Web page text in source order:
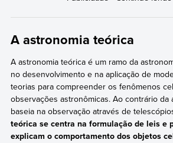
A astronomia teórica
A astronomia teórica é um ramo da
no desenvolvimento e na aplicação de
teorias para compreender os fenômenos
observações astronômicas. Ao contrário da
baseia na observação através de
teórica se centra na formulação de leis e
explicam o comportamento dos objetos